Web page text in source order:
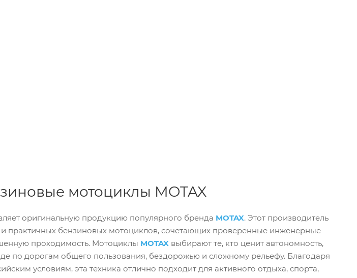
мотоциклы MOTAX
оригинальную продукцию популярного бренда MOTAX. Этот производитель
практичных бензиновых мотоциклов, сочетающих проверенные инженерные
проходимость. Мотоциклы MOTAX выбирают те, кто ценит автономность,
по дорогам общего пользования, бездорожью и сложному рельефу. Благодаря
условиям, эта техника отлично подходит для активного отдыха, спорта,